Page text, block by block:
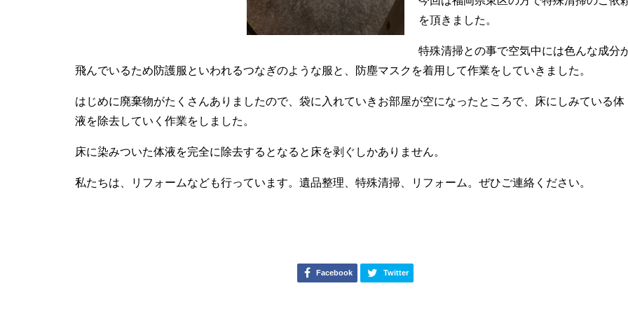
を頂きました。
特殊清掃との事で空気中には色んな成分
飛んでいるため防護服といわれるつなぎのような服と、防塵マスクを着用して作業をしていきました。
はじめに廃棄物がたくさんありましたので、袋に入れていきお部屋が空になったところで、床にしみている体
液を除去していく作業をしました。
床に染みついた体液を完全に除去するとなると床を剥ぐしかありません。
私たちは、リフォームなども行っています。遺品整理、特殊清掃、リフォーム。ぜひご連絡ください。
Facebook Twitter